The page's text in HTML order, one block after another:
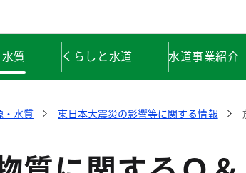
質 くらしと水道 水道事業紹介
・水質 東日本大震災の影響等に関する情報